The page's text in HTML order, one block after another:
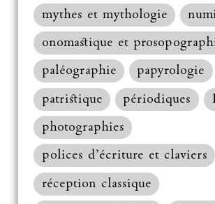
mythes et mythologie
onomastique et
paléographie
papyrologie
patristique
périodiques
photographies
polices d’écriture et claviers
réception classique